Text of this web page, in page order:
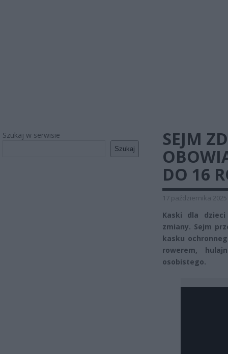
Szukaj w serwisie
Szukaj
SEJM
DO 16
17 października 2025
Kaski dla
zmiany. Sejm
kasku
rowerem,
osobistego.